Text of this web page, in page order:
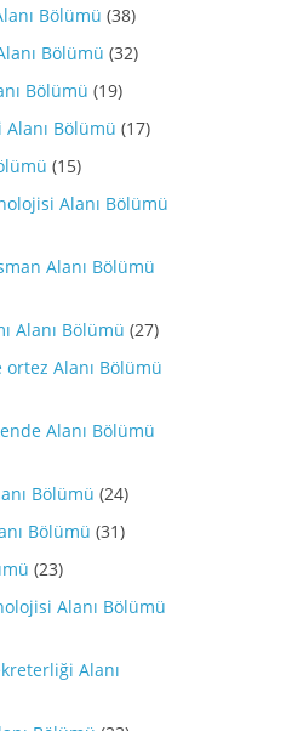
Bölümü (38)
Bölümü (32)
Bölümü (19)
Bölümü (17)
(15)
Alanı Bölümü
Alanı Bölümü
Alanı Bölümü (27)
Alanı Bölümü
Alanı Bölümü
Bölümü (24)
Bölümü (31)
(23)
Alanı Bölümü
Alanı